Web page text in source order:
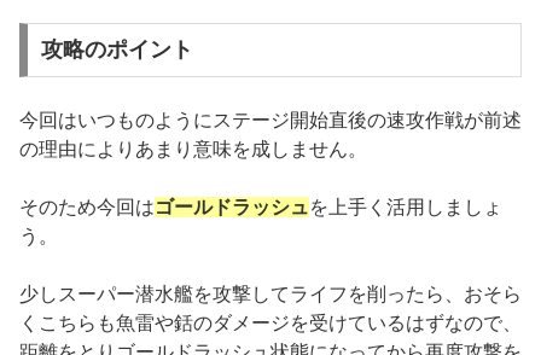
攻略のポイント
今回はいつものようにステージ開始直後の速攻作戦が前述
の理由によりあまり意味を成しません。
そのため今回はゴールドラッシュを上手く活用しましょ
う。
少しスーパー潜水艦を攻撃してライフを削ったら、おそら
くこちらも魚雷や銛のダメージを受けているはずなので、